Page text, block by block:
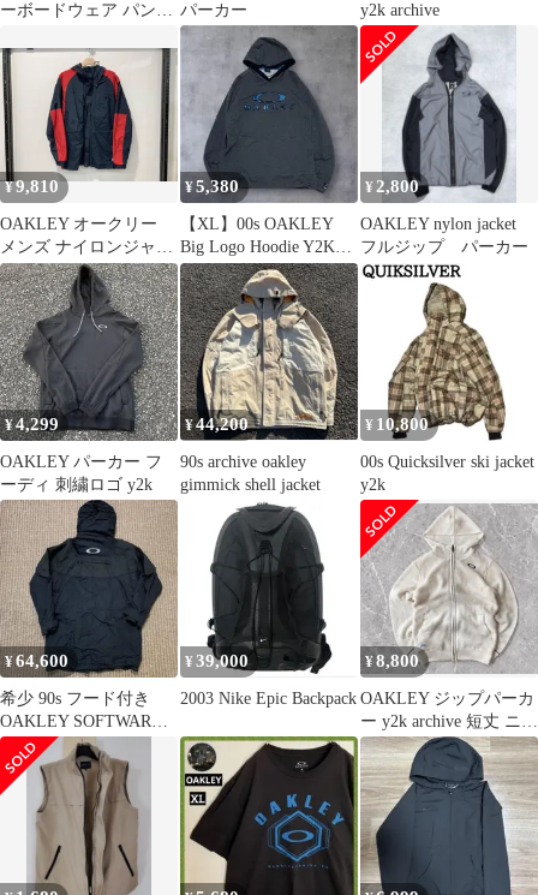
ーボードウェア パンツ パーカー
y2k archive
¥9,810
OAKLEY オークリー
メンズ ナイロンジャケ
ット マウンテンパーカ
ー レッド ネイビー 90s
～00s y2k サイズM
¥5,380
【XL】00s OAKLEY
Big Logo Hoodie Y2K
Tech
¥2,800
OAKLEY nylon jacket
フルジップ パーカー
¥4,299
OAKLEY パーカー フ
ーディ 刺繍ロゴ y2k
¥44,200
90s archive oakley
gimmick shell jacket
¥ 10,800
00s Quicksilver ski jacket
y2k
¥64,600
希少 90s フード付き
OAKLEY SOFTWARE
JACKET
¥ 39,000
2003 Nike Epic Backpack
¥8,800
OAKLEY ジップパーカ
ー y2k archive 短丈 ニッ
ト 90s